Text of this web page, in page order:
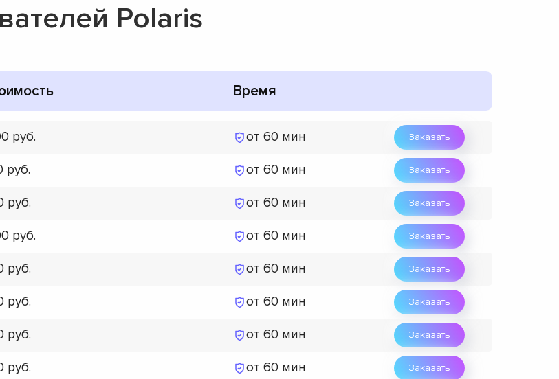
Polaris
Время
от 60 мин Заказать
от 60 мин Заказать
от 60 мин Заказать
от 60 мин Заказать
от 60 мин Заказать
от 60 мин Заказать
от 60 мин Заказать
от 60 мин Заказать